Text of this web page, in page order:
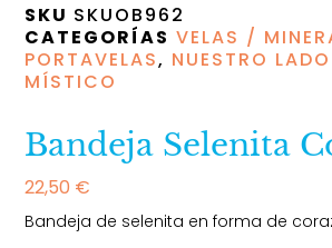
SKU SKUOB962
CATEGORÍAS VELAS /
PORTAVELAS, NUESTRO
MÍSTICO
Bandeja Selenita
22,50 €
Bandeja de selenita en forma de